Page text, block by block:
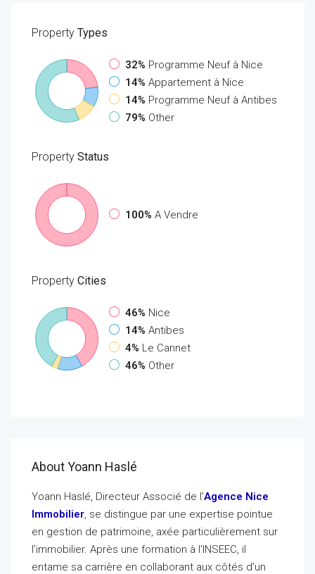
Property Types
32% Programme Neuf à Nice
14% Appartement à Nice
14% Programme Neuf à Antibes
79% Other
Property Status
100% A Vendre
Property Cities
46% Nice
14% Antibes
4% Le Cannet
46% Other
About Yoann Haslé
Yoann Haslé, Directeur Associé de l’Agence Nice
Immobilier , se distingue par une expertise pointue
en gestion de patrimoine, axée particulièrement sur
l’immobilier. Après une formation à l’INSEEC, il
entame sa carrière en collaborant aux côtés d’un